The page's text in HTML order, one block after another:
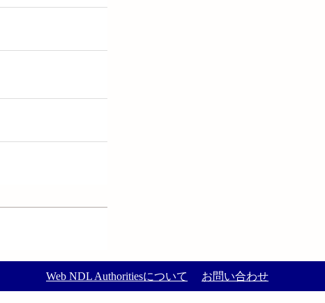
Web NDL Authoritiesについて お問い合わせ